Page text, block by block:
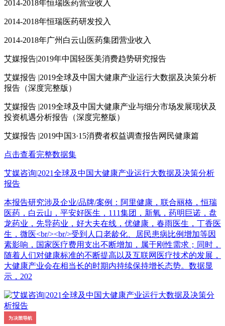
2014-2018年恒瑞医药营业收入
2014-2018年恒瑞医药研发投入
2014-2018年广州白云山医药集团营业收入
艾媒报告|2019年中国轻医美消费趋势研究报告
艾媒报告 |2019全球及中国大健康产业运行大数据及决策分析
报告（深度完整版）
艾媒报告 |2019全球及中国大健康产业与细分市场发展现状及
投资机遇分析报告（深度完整版）
艾媒报告 |2019中国3·15消费者权益调查报告网民健康篇
点击查看完整数据集
艾媒咨询|2021全球及中国大健康产业运行大数据及决策分析
报告
本报告研究涉及企业/品牌/案例：阿里健康，联合丽格，恒瑞
医药，白云山，平安好医生，111集团，新氧，药明巨诺，盘
龙药业，先导药业，好大夫在线，优健康，春雨医生，丁香医
生，微医<br/><br/>受到人口老龄化、居民患病比例增加等因
素影响，国家医疗费用支出不断增加，属于刚性需求；同时，
随着人们对健康标准的不断提高以及互联网医疗技术的发展，
大健康产业会在相当长的时期内持续保持增长态势。数据显
示，202